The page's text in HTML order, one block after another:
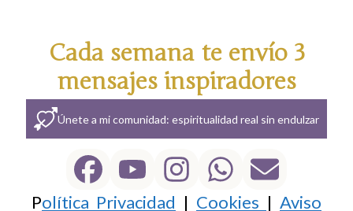
Cada semana te envío 3
mensajes inspiradores
Únete a mi comunidad: espiritualidad real sin endulzar
Política Privacidad | Cookies | Aviso